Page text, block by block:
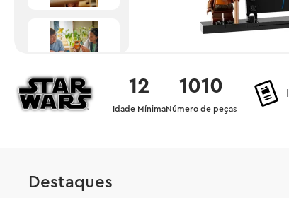
1010
Número de peças
12
Idade Mínima
Destaques